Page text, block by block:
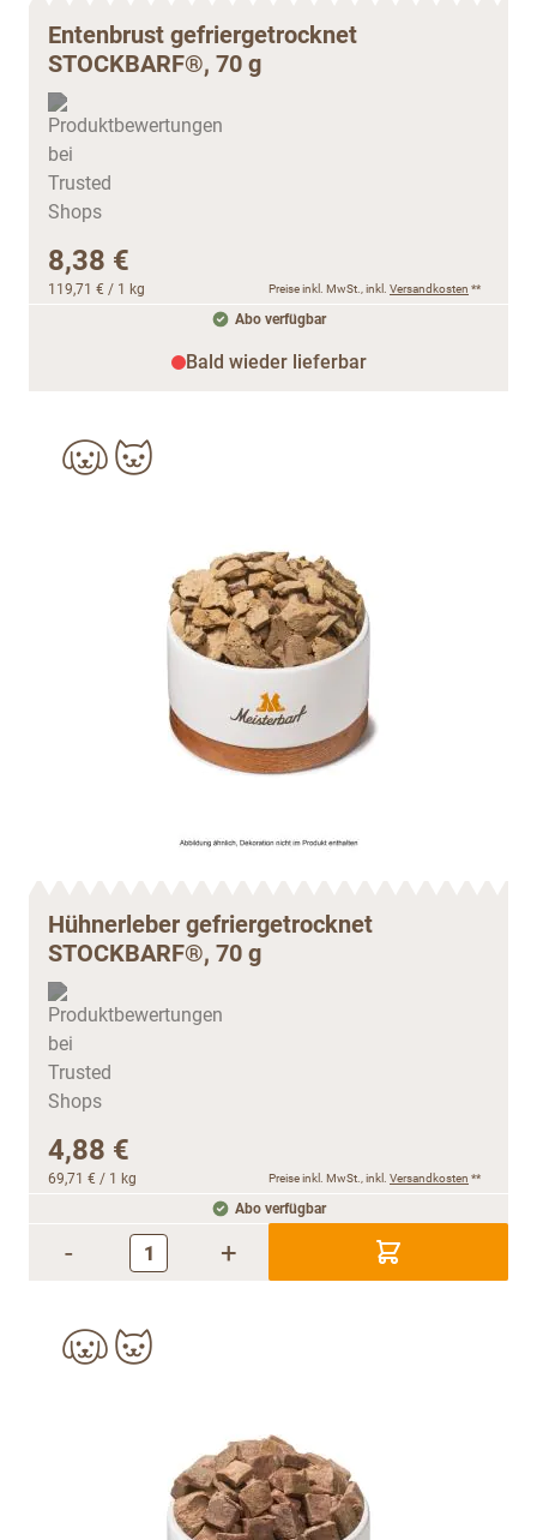
Entenbrust gefriergetrocknet
STOCKBARF®, 70 g
8,38 €
119,71 € / 1 kg Preise inkl. MwSt., inkl. Versandkosten **
Abo verfügbar
Bald wieder lieferbar
Hühnerleber gefriergetrocknet
STOCKBARF®, 70 g
4,88 €
69,71 € / 1 kg Preise inkl. MwSt., inkl. Versandkosten **
Abo verfügbar
- +